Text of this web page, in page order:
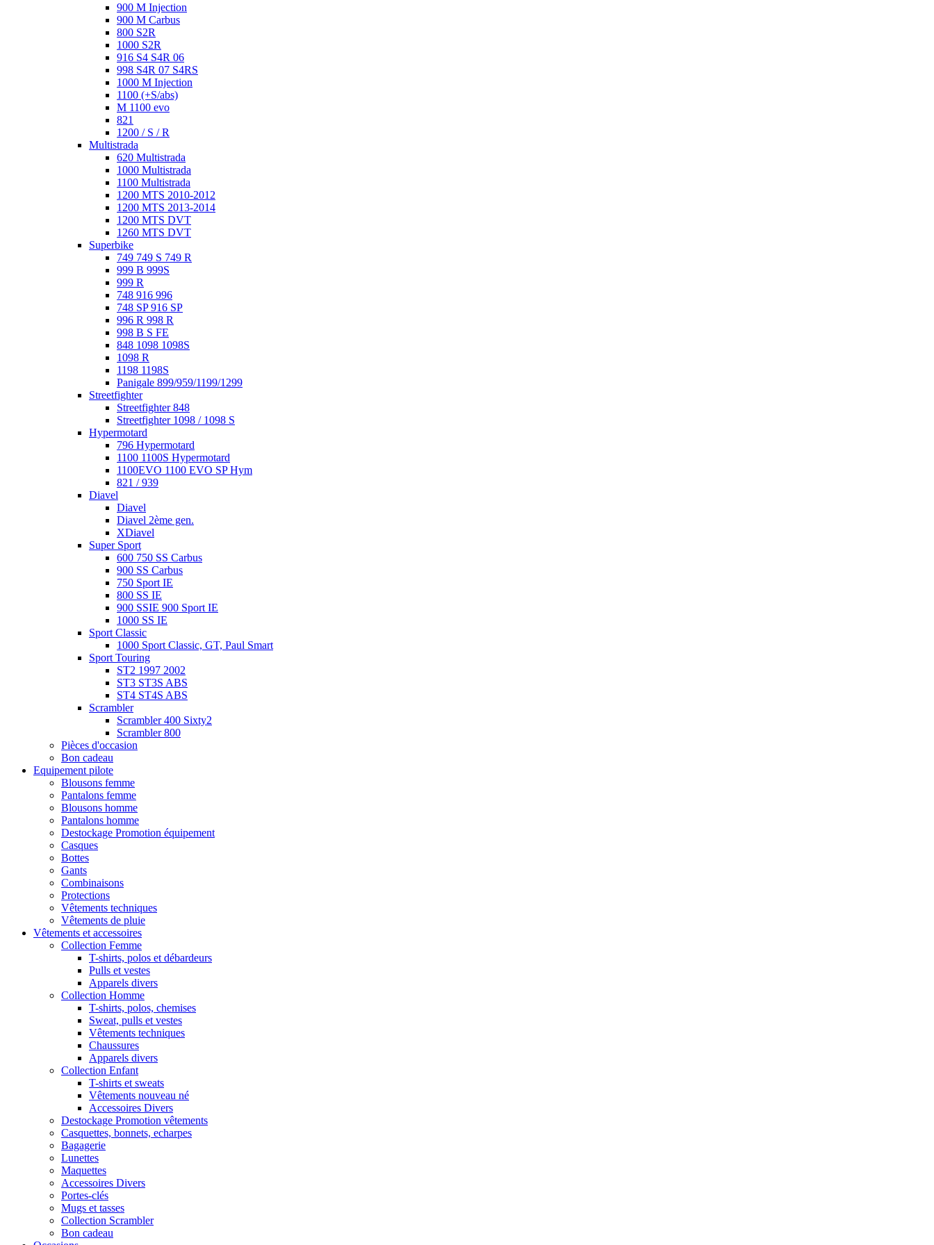
900 M Injection
900 M Carbus
800 S2R
1000 S2R
916 S4 S4R 06
998 S4R 07 S4RS
1000 M Injection
1100 (+S/abs)
M 1100 evo
821
1200 / S / R
Multistrada
620 Multistrada
1000 Multistrada
1100 Multistrada
1200 MTS 2010-2012
1200 MTS 2013-2014
1200 MTS DVT
1260 MTS DVT
Superbike
749 749 S 749 R
999 B 999S
999 R
748 916 996
748 SP 916 SP
996 R 998 R
998 B S FE
848 1098 1098S
1098 R
1198 1198S
Panigale 899/959/1199/1299
Streetfighter
Streetfighter 848
Streetfighter 1098 / 1098 S
Hypermotard
796 Hypermotard
1100 1100S Hypermotard
1100EVO 1100 EVO SP Hym
821 / 939
Diavel
Diavel
Diavel 2ème gen.
XDiavel
Super Sport
600 750 SS Carbus
900 SS Carbus
750 Sport IE
800 SS IE
900 SSIE 900 Sport IE
1000 SS IE
Sport Classic
1000 Sport Classic, GT, Paul Smart
Sport Touring
ST2 1997 2002
ST3 ST3S ABS
ST4 ST4S ABS
Scrambler
Scrambler 400 Sixty2
Scrambler 800
Pièces d'occasion
Bon cadeau
Equipement pilote
Blousons femme
Pantalons femme
Blousons homme
Pantalons homme
Destockage Promotion équipement
Casques
Bottes
Gants
Combinaisons
Protections
Vêtements techniques
Vêtements de pluie
Vêtements et accessoires
Collection Femme
T-shirts, polos et débardeurs
Pulls et vestes
Apparels divers
Collection Homme
T-shirts, polos, chemises
Sweat, pulls et vestes
Vêtements techniques
Chaussures
Apparels divers
Collection Enfant
T-shirts et sweats
Vêtements nouveau né
Accessoires Divers
Destockage Promotion vêtements
Casquettes, bonnets, echarpes
Bagagerie
Lunettes
Maquettes
Accessoires Divers
Portes-clés
Mugs et tasses
Collection Scrambler
Bon cadeau